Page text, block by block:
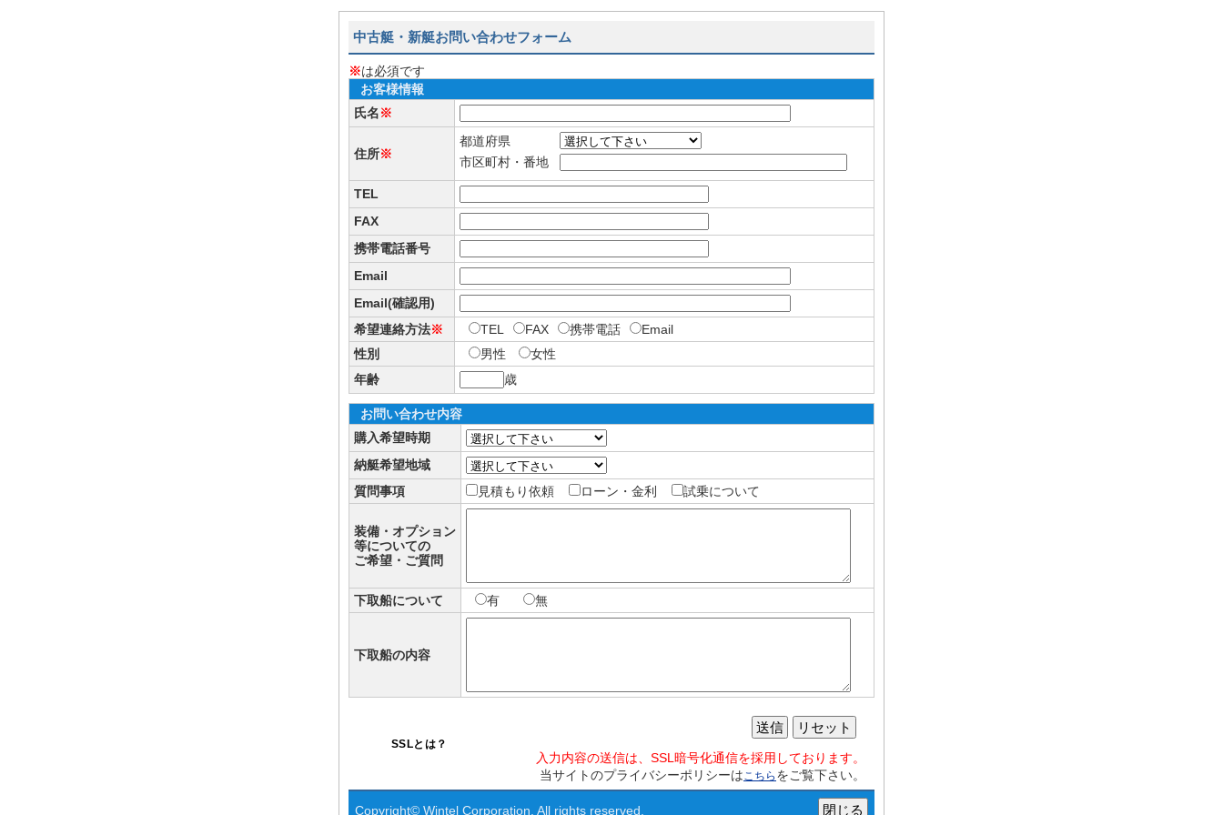
中古艇・新艇お問い合わせフォーム
※は必須です
お客様情報
氏名※
住所※
都道府県
市区町村・番地
TEL
FAX
携帯電話番号
Email
Email(確認用)
希望連絡方法※ TEL FAX 携帯電話
Email
性別
男性
女性
年齢
歳
お問い合わせ内容
購入希望時期
納艇希望地域
質問事項
見積もり依頼 ローン・金利 試乗について
装備・オプション
等についての
ご希望・ご質問
下取船について 有 無
下取船の内容
SSLとは？
リセット
送信
入力内容の送信は、SSL暗号化通信を採用しております。
当サイトのプライバシーポリシーはこちら をご覧下さい。
Copyright© Wintel Corporation. All rights reserved.